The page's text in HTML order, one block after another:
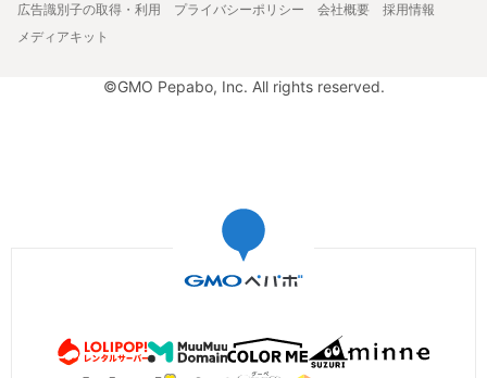
広告識別子の取得・利用
プライバシーポリシー 会社概要
採用情報
メディアキット
©GMO Pepabo, Inc. All rights reserved.